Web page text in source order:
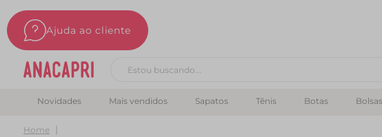
Ajuda ao cliente
Novidades
Mais vendidos Sapatos Tênis Botas Bolsas
Home